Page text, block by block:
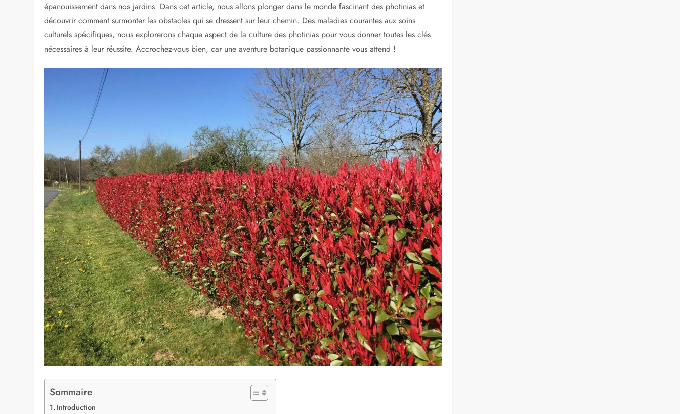
épanouissement dans nos jardins. Dans cet article, nous allons plonger dans le monde fascinant des photinias et
découvrir comment surmonter les obstacles qui se dressent sur leur chemin. Des maladies courantes aux soins
culturels spécifiques, nous explorerons chaque aspect de la culture des photinias pour vous donner toutes les clés
nécessaires à leur réussite. Accrochez-vous bien, car une aventure botanique passionnante vous attend !
Sommaire
Introduction